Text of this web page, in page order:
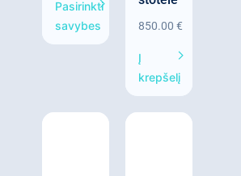
Pasirinkti
savybes
850.00 €
Į
krepšelį